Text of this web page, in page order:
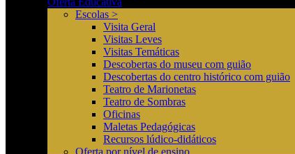
Escolas >
Visita Geral
Visitas Leves
Visitas Temáticas
Descobertas do museu com guião
Descobertas do centro histórico com guião
Teatro de Marionetas
Teatro de Sombras
Oficinas
Maletas Pedagógicas
Recursos lúdico-didáticos
Oferta por nível de ensino